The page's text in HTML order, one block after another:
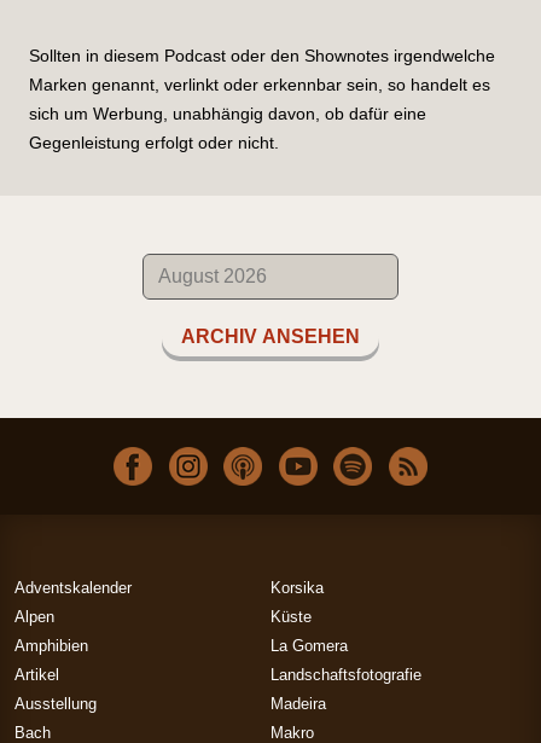
Sollten in diesem Podcast oder den Shownotes irgendwelche
Marken genannt, verlinkt oder erkennbar sein, so handelt es
sich um Werbung, unabhängig davon, ob dafür eine
Gegenleistung erfolgt oder nicht.
ARCHIV ANSEHEN
Adventskalender
Alpen
Amphibien
Artikel
Ausstellung
Bach
Korsika
Küste
La Gomera
Landschaftsfotografie
Madeira
Makro